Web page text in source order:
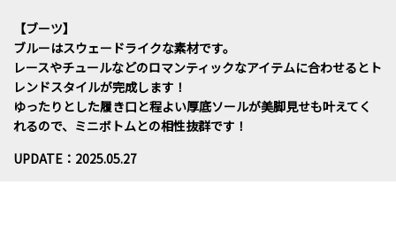
【ブーツ】
ブルーはスウェードライクな素材です。
レースやチュールなどのロマンティックなアイテムに合わせるとト
レンドスタイルが完成します！
ゆったりとした履き口と程よい厚底ソールが美脚見せも叶えてく
れるので、ミニボトムとの相性抜群です！
UPDATE：2025.05.27